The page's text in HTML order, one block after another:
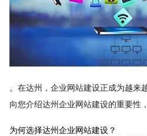
。在达州，企业网站建设正成为越来
向您介绍达州企业网站建设的重要性
为何选择达州企业网站建设？